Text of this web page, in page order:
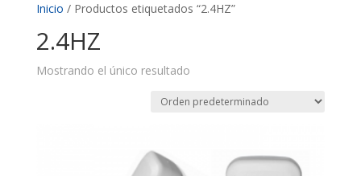
Inicio / Productos etiquetados “2.4HZ”
2.4HZ
Mostrando el único resultado